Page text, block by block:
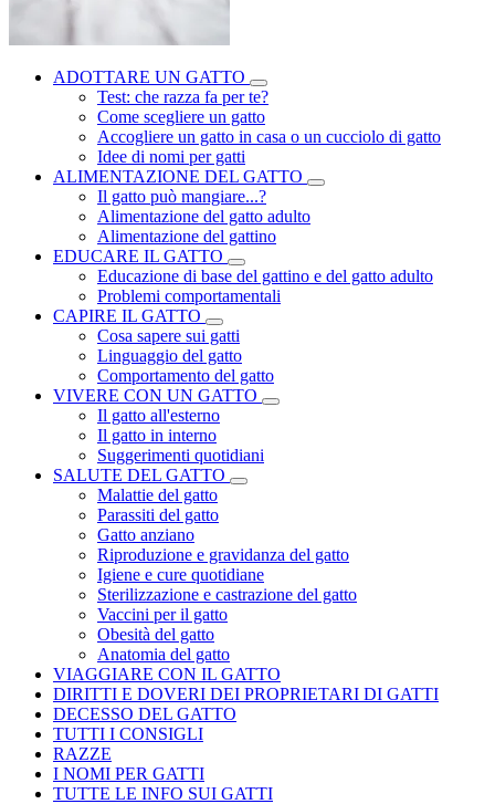
ADOTTARE UN GATTO
Test: che razza fa per te?
Come scegliere un gatto
Accogliere un gatto in casa o un cucciolo di gatto
Idee di nomi per gatti
ALIMENTAZIONE DEL GATTO
Il gatto può mangiare...?
Alimentazione del gatto adulto
Alimentazione del gattino
EDUCARE IL GATTO
Educazione di base del gattino e del gatto adulto
Problemi comportamentali
CAPIRE IL GATTO
Cosa sapere sui gatti
Linguaggio del gatto
Comportamento del gatto
VIVERE CON UN GATTO
Il gatto all'esterno
Il gatto in interno
Suggerimenti quotidiani
SALUTE DEL GATTO
Malattie del gatto
Parassiti del gatto
Gatto anziano
Riproduzione e gravidanza del gatto
Igiene e cure quotidiane
Sterilizzazione e castrazione del gatto
Vaccini per il gatto
Obesità del gatto
Anatomia del gatto
VIAGGIARE CON IL GATTO
DIRITTI E DOVERI DEI PROPRIETARI DI GATTI
DECESSO DEL GATTO
TUTTI I CONSIGLI
RAZZE
I NOMI PER GATTI
TUTTE LE INFO SUI GATTI